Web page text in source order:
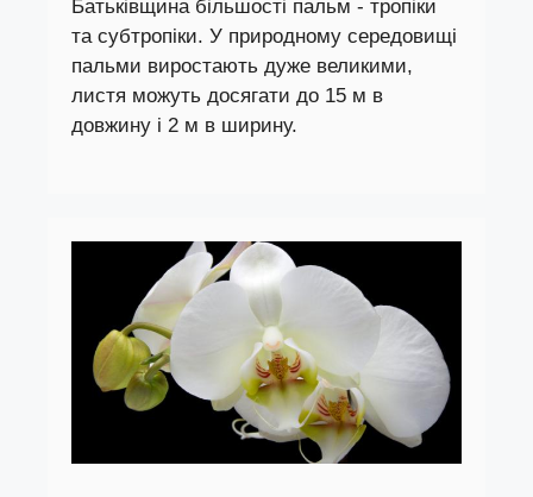
Батьківщина більшості пальм - тропіки
та субтропіки. У природному середовищі
пальми виростають дуже великими,
листя можуть досягати до 15 м в
довжину і 2 м в ширину.